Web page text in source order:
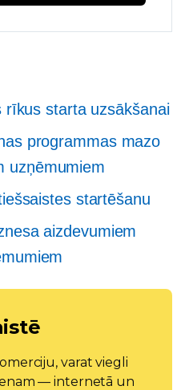
rīkus starta uzsākšanai
programmas mazo
uzņēmumiem
startēšanu
aizdevumiem
varat viegli
— internetā un